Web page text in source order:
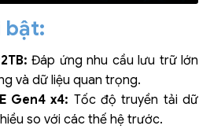
bật:
Đáp ứng nhu cầu lưu trữ lớn
và dữ liệu quan trọng.
Gen4 x4: Tốc độ truyền tải dữ
so với các thế hệ trước.